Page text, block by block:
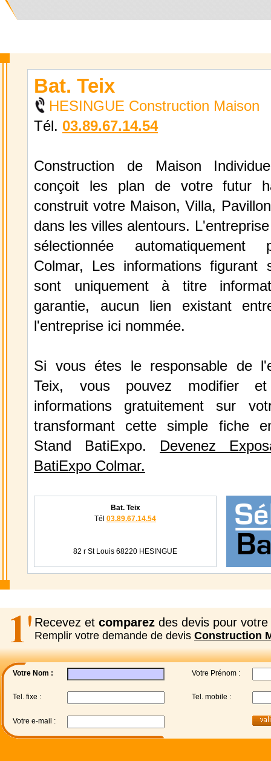
Bat. Teix
HESINGUE Construction Maison
Tél. 03.89.67.14.54
Construction de Maison
conçoit les plan de votre futur
construit votre Maison, Villa,
dans les villes alentours.
sélectionnée automatiquement
Colmar, Les informations figurant
sont uniquement à titre
garantie, aucun lien existant
l'entreprise ici nommée.
Si vous étes le responsable de
Teix, vous pouvez modifier
informations gratuitement sur
transformant cette simple fiche
Stand BatiExpo. Devenez
BatiExpo Colmar.
Bat. Teix
Tél 03.89.67.14.54
82 r St Louis 68220 HESINGUE
Recevez et comparez des devis pour votre
Remplir votre demande de devis Construction
Votre Nom : Votre Prénom :
Tel. fixe : Tel. mobile :
Votre e-mail :